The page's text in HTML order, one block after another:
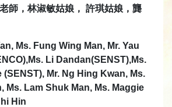
師，林淑敏姑娘， 許琪姑娘，龔
Ms. Fung Wing Man, Mr. Yau
Li Dandan(SENST),Ms.
(SENST), Mr. Ng Hing Kwan, Ms.
Ms. Lam Shuk Man, Ms. Maggie
Hin